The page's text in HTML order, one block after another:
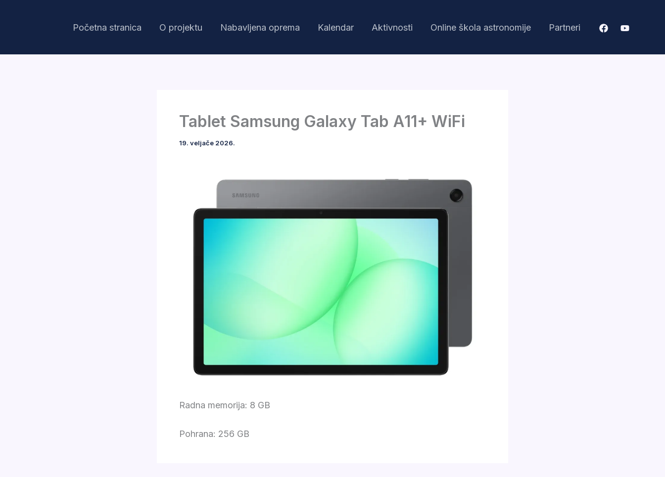
Početna stranica O projektu Nabavljena oprema Kalendar Aktivnosti Online škola astronomije Partneri
Tablet Samsung Galaxy Tab A11+ WiFi
19. veljače 2026.
Radna memorija: 8 GB
Pohrana: 256 GB